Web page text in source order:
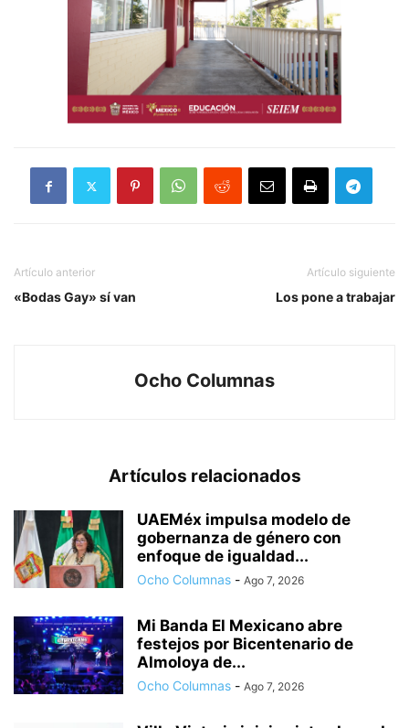
Artículo anterior
«Bodas Gay» sí van
Artículo siguiente
Los pone a trabajar
Ocho Columnas
Artículos relacionados
UAEMéx impulsa modelo de
gobernanza de género con
enfoque de igualdad...
Ocho Columnas - Ago 7, 2026
Mi Banda El Mexicano abre
festejos por Bicentenario de
Almoloya de...
Ocho Columnas - Ago 7, 2026